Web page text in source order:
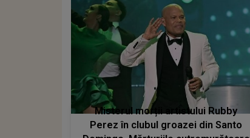
Misterul morții artistului Rubby
Perez în clubul groazei din Santo